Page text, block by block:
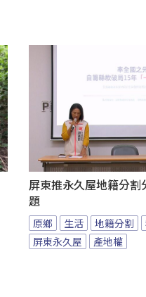
屏東推永久屋地籍分割
題
原鄉 生活 地籍分割
屏東永久屋
產地權